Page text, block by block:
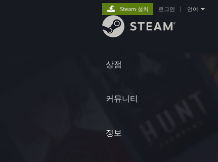
상점
커뮤니티
정보
Steam 설치 로그인 언어